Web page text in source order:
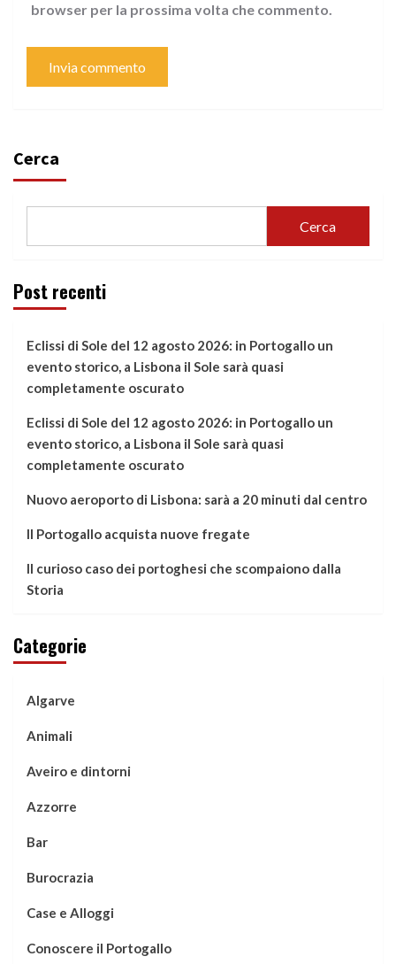
browser per la prossima volta che commento.
Cerca
Cerca
Post recenti
Eclissi di Sole del 12 agosto 2026: in Portogallo un
evento storico, a Lisbona il Sole sarà quasi
completamente oscurato
Eclissi di Sole del 12 agosto 2026: in Portogallo un
evento storico, a Lisbona il Sole sarà quasi
completamente oscurato
Nuovo aeroporto di Lisbona: sarà a 20 minuti dal centro
Il Portogallo acquista nuove fregate
Il curioso caso dei portoghesi che scompaiono dalla
Storia
Categorie
Algarve
Animali
Aveiro e dintorni
Azzorre
Bar
Burocrazia
Case e Alloggi
Conoscere il Portogallo